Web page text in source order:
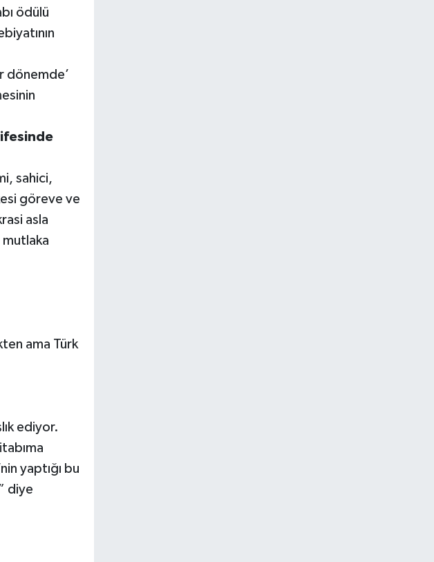
ödülü
dönemde’
sahici,
göreve ve
asla
mutlaka
ama Türk
ediyor.
yaptığı bu
diye